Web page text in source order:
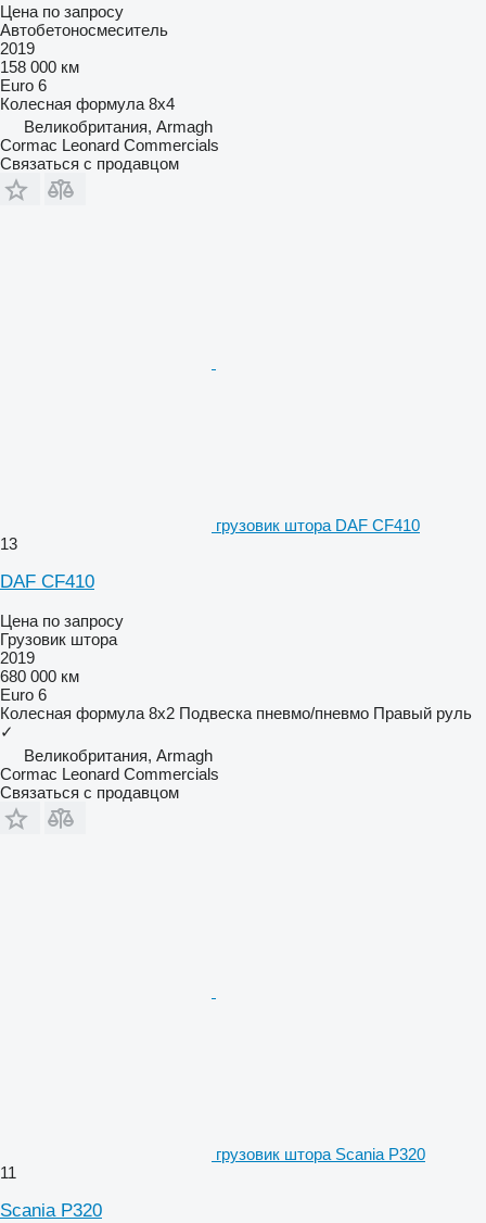
Цена по запросу
Автобетоносмеситель
2019
158 000 км
Euro 6
Колесная формула 8x4
Великобритания, Armagh
Cormac Leonard Commercials
Связаться с продавцом
грузовик штора DAF CF410
13
DAF CF410
Цена по запросу
Грузовик штора
2019
680 000 км
Euro 6
Колесная формула 8x2 Подвеска пневмо/пневмо Правый руль
✓
Великобритания, Armagh
Cormac Leonard Commercials
Связаться с продавцом
грузовик штора Scania P320
11
Scania P320